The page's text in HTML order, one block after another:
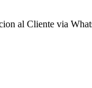
al Cliente via